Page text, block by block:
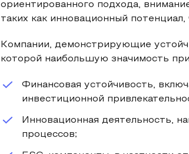
ориентированного подхода,
таких как инновационный
Компании, демонстрирующие
которой наибольшую значимость
Финансовая устойчивость,
инвестиционной
Инновационная деятельность,
процессов;